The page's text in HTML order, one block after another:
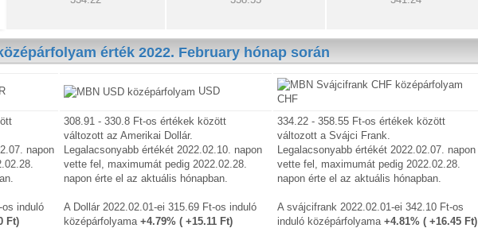
érték 2022. February hónap során
USD
CHF
napon
induló
Ft)
308.91 - 330.8 Ft-os értékek között
változott az Amerikai Dollár.
Legalacsonyabb értékét 2022.02.10. napon
vette fel, maximumát pedig 2022.02.28.
napon érte el az aktuális hónapban.
A Dollár 2022.02.01-ei 315.69 Ft-os induló
középárfolyama+4.79% ( +15.11 Ft)
334.22 - 358.55 Ft-os értékek között
változott a Svájci Frank.
Legalacsonyabb értékét 2022.02.07. napon
vette fel, maximumát pedig 2022.02.28.
napon érte el az aktuális hónapban.
A svájcifrank 2022.02.01-ei 342.10 Ft-os
induló középárfolyama+4.81% ( +16.45 Ft)